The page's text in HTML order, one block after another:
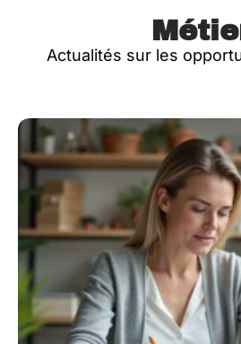
Actualités sur les